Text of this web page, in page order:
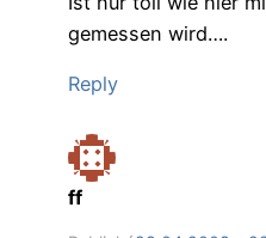
gemessen wird….
Reply
ff